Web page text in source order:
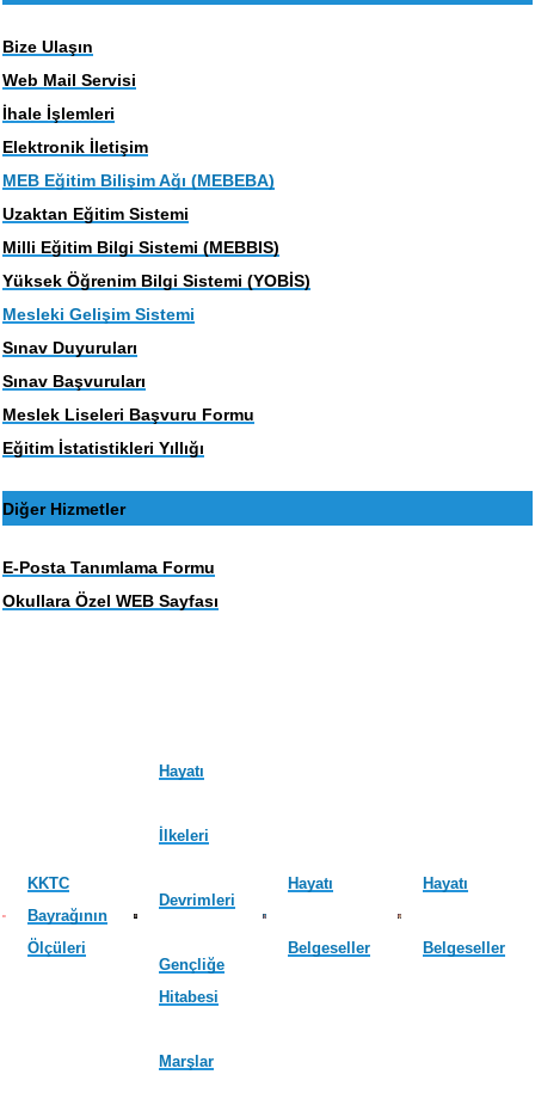
Bize Ulaşın
Web Mail Servisi
İhale İşlemleri
Elektronik İletişim
MEB Eğitim Bilişim Ağı (MEBEBA)
Uzaktan Eğitim Sistemi
Milli Eğitim Bilgi Sistemi (MEBBIS)
Yüksek Öğrenim Bilgi Sistemi (YOBİS)
Mesleki Gelişim Sistemi
Sınav Duyuruları
Sınav Başvuruları
Meslek Liseleri Başvuru Formu
Eğitim İstatistikleri Yıllığı
Diğer Hizmetler
E-Posta Tanımlama Formu
Okullara Özel WEB Sayfası
KKTC
Bayrağının
Ölçüleri
Hayatı
İlkeleri
Devrimleri
Gençliğe
Hitabesi
Marşlar
Hayatı
Belgeseller
Hayatı
Belgeseller